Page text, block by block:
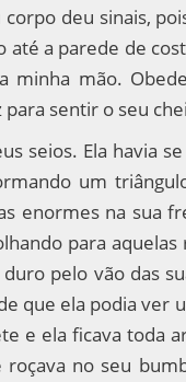
deu sinais,
até a parede de
minha mão.
sentir o seu
seios. Ela havia
um
enormes na sua
para
pelo vão das
que ela podia ver
e ela ficava toda
no seu